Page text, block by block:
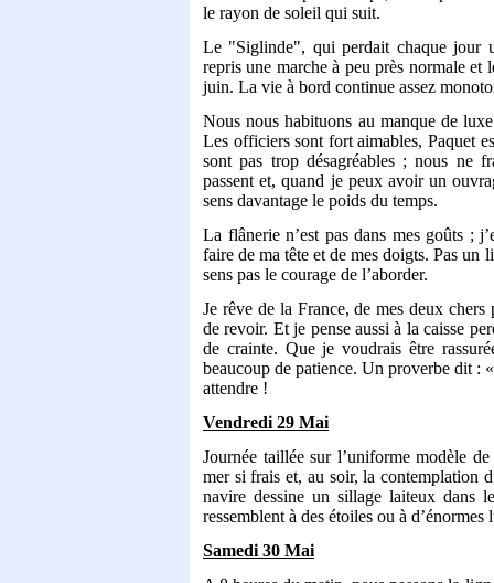
le rayon de soleil qui suit.
Le "Siglinde", qui perdait chaque jour
repris une marche à peu près normale et
juin. La vie à bord continue assez
Nous nous habituons au manque de
Les officiers sont fort aimables, Paquet
sont pas trop désagréables ; nous ne
passent et, quand je peux avoir un
sens davantage le poids du temps.
La flânerie n’est pas dans mes goûts ;
faire de ma tête et de mes doigts. Pas un
sens pas le courage de l’aborder.
Je rêve de la France, de mes deux
de revoir. Et je pense aussi à la caisse
de crainte. Que je voudrais être
beaucoup de patience. Un proverbe dit :
attendre !
Vendredi 29 Mai
Journée taillée sur l’uniforme modèle
mer si frais et, au soir, la contemplation
navire dessine un sillage laiteux dans
ressemblent à des étoiles ou à d’énormes
Samedi 30 Mai